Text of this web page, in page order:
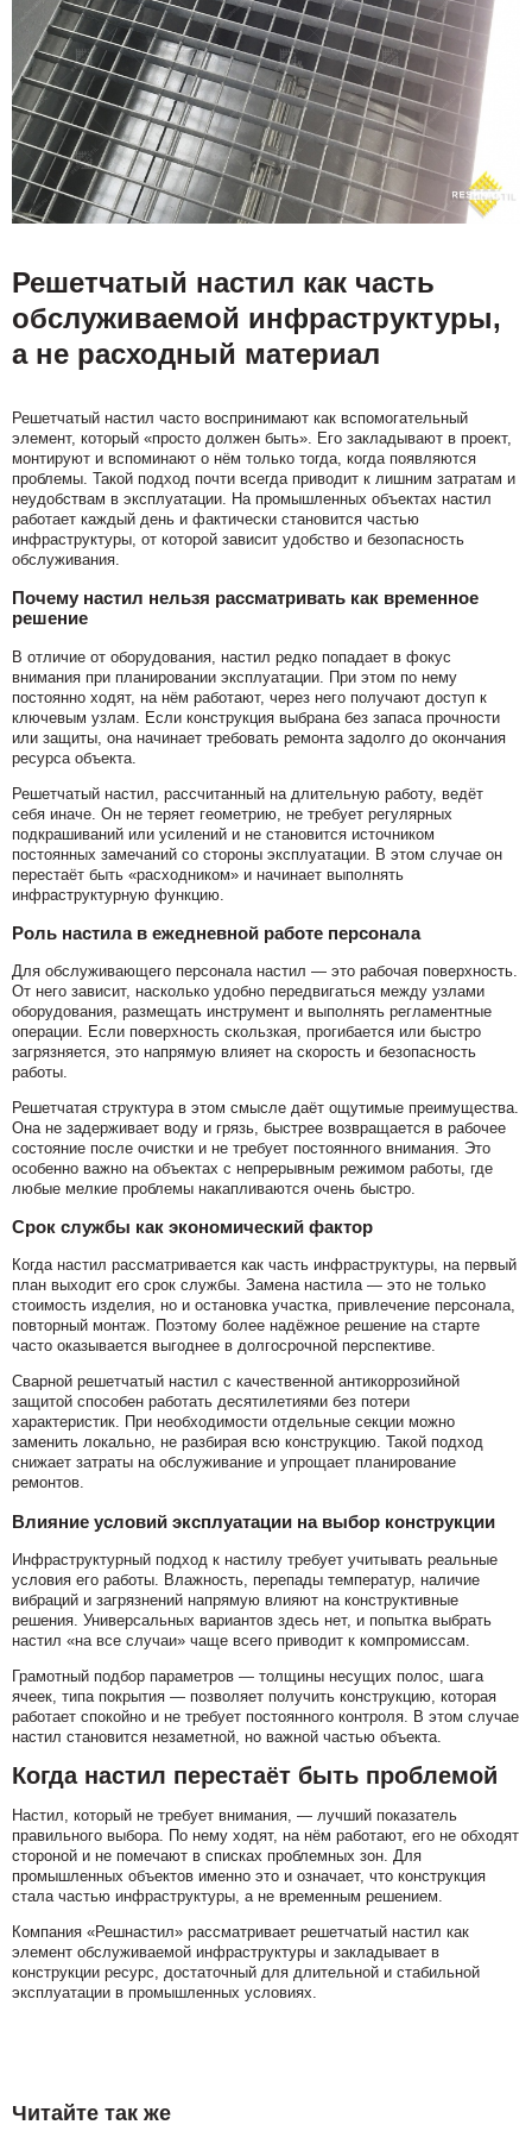
Решетчатый настил как часть
обслуживаемой инфраструктуры,
а не расходный материал
Решетчатый настил часто воспринимают как вспомогательный
элемент, который «просто должен быть». Его закладывают в проект,
монтируют и вспоминают о нём только тогда, когда появляются
проблемы. Такой подход почти всегда приводит к лишним затратам и
неудобствам в эксплуатации. На промышленных объектах настил
работает каждый день и фактически становится частью
инфраструктуры, от которой зависит удобство и безопасность
обслуживания.
Почему настил нельзя рассматривать как временное
решение
В отличие от оборудования, настил редко попадает в фокус
внимания при планировании эксплуатации. При этом по нему
постоянно ходят, на нём работают, через него получают доступ к
ключевым узлам. Если конструкция выбрана без запаса прочности
или защиты, она начинает требовать ремонта задолго до окончания
ресурса объекта.
Решетчатый настил, рассчитанный на длительную работу, ведёт
себя иначе. Он не теряет геометрию, не требует регулярных
подкрашиваний или усилений и не становится источником
постоянных замечаний со стороны эксплуатации. В этом случае он
перестаёт быть «расходником» и начинает выполнять
инфраструктурную функцию.
Роль настила в ежедневной работе персонала
Для обслуживающего персонала настил — это рабочая поверхность.
От него зависит, насколько удобно передвигаться между узлами
оборудования, размещать инструмент и выполнять регламентные
операции. Если поверхность скользкая, прогибается или быстро
загрязняется, это напрямую влияет на скорость и безопасность
работы.
Решетчатая структура в этом смысле даёт ощутимые преимущества.
Она не задерживает воду и грязь, быстрее возвращается в рабочее
состояние после очистки и не требует постоянного внимания. Это
особенно важно на объектах с непрерывным режимом работы, где
любые мелкие проблемы накапливаются очень быстро.
Срок службы как экономический фактор
Когда настил рассматривается как часть инфраструктуры, на первый
план выходит его срок службы. Замена настила — это не только
стоимость изделия, но и остановка участка, привлечение персонала,
повторный монтаж. Поэтому более надёжное решение на старте
часто оказывается выгоднее в долгосрочной перспективе.
Сварной решетчатый настил с качественной антикоррозийной
защитой способен работать десятилетиями без потери
характеристик. При необходимости отдельные секции можно
заменить локально, не разбирая всю конструкцию. Такой подход
снижает затраты на обслуживание и упрощает планирование
ремонтов.
Влияние условий эксплуатации на выбор конструкции
Инфраструктурный подход к настилу требует учитывать реальные
условия его работы. Влажность, перепады температур, наличие
вибраций и загрязнений напрямую влияют на конструктивные
решения. Универсальных вариантов здесь нет, и попытка выбрать
настил «на все случаи» чаще всего приводит к компромиссам.
Грамотный подбор параметров — толщины несущих полос, шага
ячеек, типа покрытия — позволяет получить конструкцию, которая
работает спокойно и не требует постоянного контроля. В этом случае
настил становится незаметной, но важной частью объекта.
Когда настил перестаёт быть проблемой
Настил, который не требует внимания, — лучший показатель
правильного выбора. По нему ходят, на нём работают, его не обходят
стороной и не помечают в списках проблемных зон. Для
промышленных объектов именно это и означает, что конструкция
стала частью инфраструктуры, а не временным решением.
Компания «Решнастил» рассматривает решетчатый настил как
элемент обслуживаемой инфраструктуры и закладывает в
конструкции ресурс, достаточный для длительной и стабильной
эксплуатации в промышленных условиях.
Читайте так же